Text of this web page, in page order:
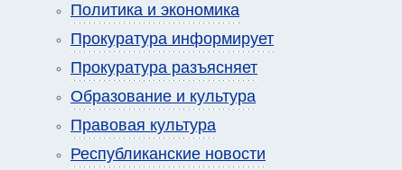
Политика и экономика
Прокуратура информирует
Прокуратура разъясняет
Образование и культура
Правовая культура
Республиканские новости